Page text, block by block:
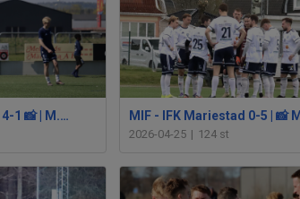
MIF - Assyriska IK 4-1 📸 | M.Andersson
2026-04-25 | 124 st